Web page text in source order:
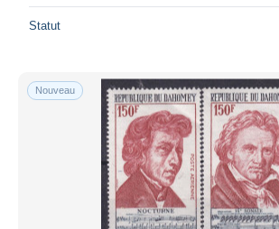
Statut
Nouveau